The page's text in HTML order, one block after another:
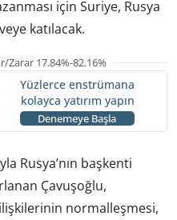
için Suriye, Rusya
katılacak.
17.84%-82.16%
Yüzlerce enstrümana
kolayca yatırım yapın
Denemeye Başla
Rusya’nın başkenti
Çavuşoğlu,
normalleşmesi,